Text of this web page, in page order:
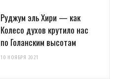
Руджум эль Хири — как
Колесо духов крутило нас
по Голанским высотам
10 НОЯБРЯ 2021